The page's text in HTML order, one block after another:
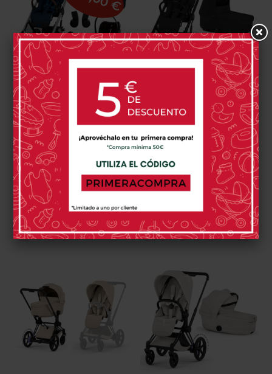
Cybex Balios S Lux Pack
XL Con Cloud G I-Size
1.389,95 € 1.229,95 €
Moon
Black
Almond
BeigeBlue
StoneMoon
Black
Seashell
Beige
Stormy
Blue
Stone
Grey
0 opinión(es)
Comprar
Cybex Balios S Lux +
Cybex Sirona Gi I-Size
1.149,85 €
Black
Seashell
Stormy
Blue
Stone
Grey
Moss
Green
0 opinión(es)
Comprar